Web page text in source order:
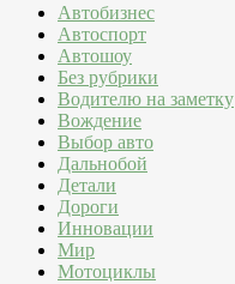
Автобизнес
Автоспорт
Автошоу
Без рубрики
Водителю на заметку
Вождение
Выбор авто
Дальнобой
Детали
Дороги
Инновации
Мир
Мотоциклы